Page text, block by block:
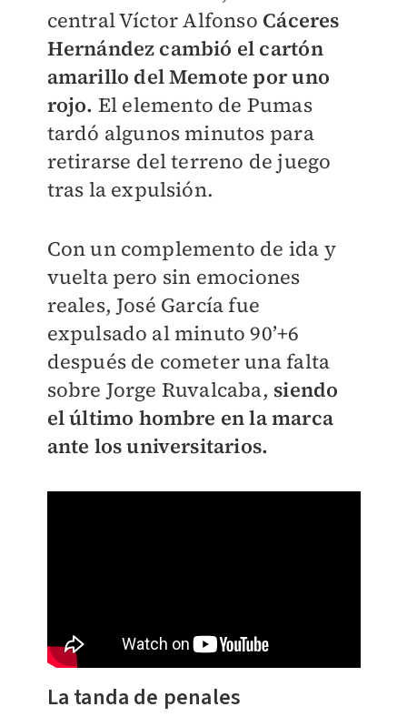
central Víctor Alfonso Cáceres
Hernández cambió el cartón
amarillo del Memote por uno
rojo. El elemento de Pumas
tardó algunos minutos para
retirarse del terreno de juego
tras la expulsión.
Con un complemento de ida y
vuelta pero sin emociones
reales, José García fue
expulsado al minuto 90’+6
después de cometer una falta
sobre Jorge Ruvalcaba, siendo
el último hombre en la marca
ante los universitarios.
La tanda de penales